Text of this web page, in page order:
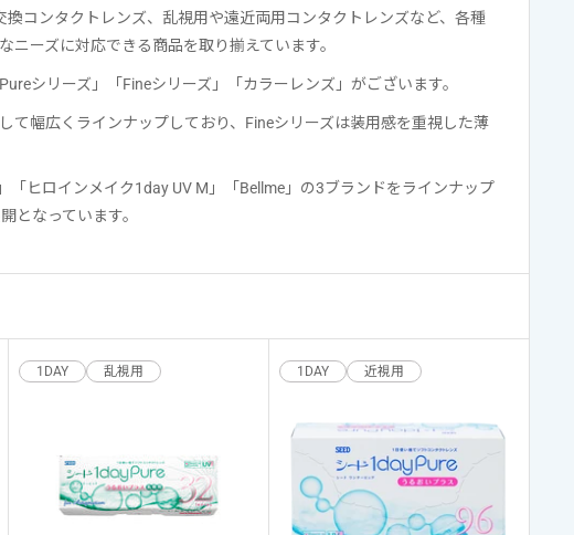
コンタクトレンズ、乱視用や遠近両用コンタクトレンズなど、各種
ーズに対応できる商品を取り揃えています。
シリーズ」「Fineシリーズ」「カラーレンズ」がございます。
て幅広くラインナップしており、Fineシリーズは装用感を重視した薄
「ヒロインメイク1day UV M」「Bellme」の3ブランドをラインナップ
となっています。
1DAY 乱視用 1DAY 近視用